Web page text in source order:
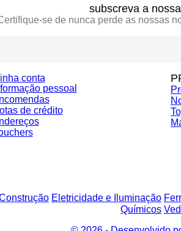
subscreva a
se de nunca perde as nossas
conta
pessoal
de crédito
Eletricidade e Iluminação
Químicos